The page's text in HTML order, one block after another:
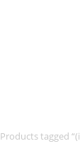
Products tagged